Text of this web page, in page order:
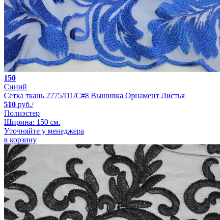
150
Синий
Сетка ткань 2775/D1/C#8 Вышивка Орнамент Листья
510 руб./
Полиэстер
Ширина: 150 см.
Уточняйте у менеджера
в корзину